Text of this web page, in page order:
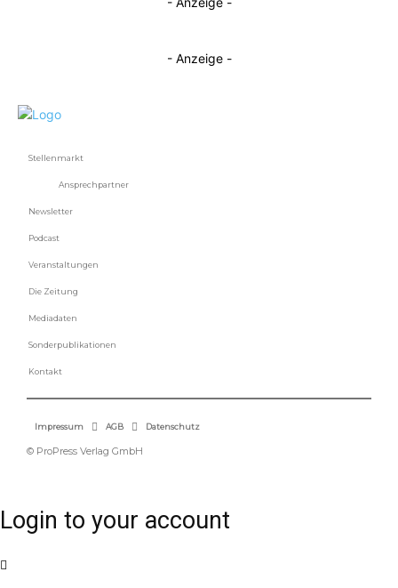
- Anzeige -
Stellenmarkt
Ansprechpartner
Newsletter
Podcast
Veranstaltungen
Die Zeitung
Mediadaten
Sonderpublikationen
Kontakt
Impressum AGB Datenschutz
© ProPress Verlag GmbH
Login to your account